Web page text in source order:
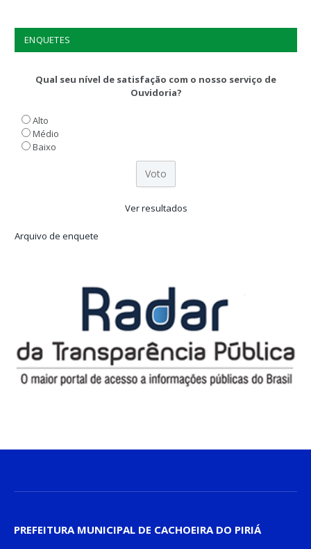
ENQUETES
Qual seu nível de satisfação com o nosso serviço de
Ouvidoria?
Alto
Médio
Baixo
Ver resultados
Arquivo de enquete
PREFEITURA MUNICIPAL DE CACHOEIRA DO PIRIÁ